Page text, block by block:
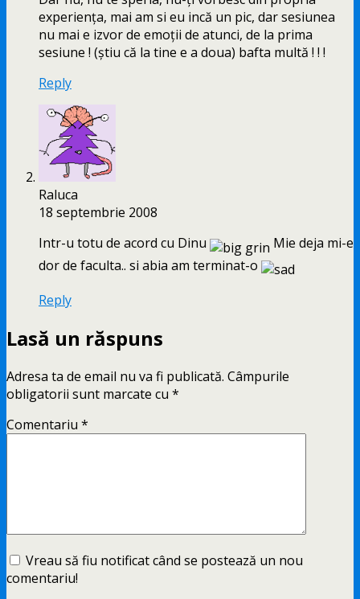
experienţa, mai am si eu incă un pic, dar sesiunea
nu mai e izvor de emoţii de atunci, de la prima
sesiune ! (ştiu că la tine e a doua) bafta multă ! ! !
Reply
Raluca
18 septembrie 2008
Intr-u totu de acord cu Dinu
Mie deja mi-e
dor de faculta.. si abia am terminat-o
Reply
Lasă un răspuns
Adresa ta de email nu va fi publicată. Câmpurile
obligatorii sunt marcate cu *
Comentariu *
Vreau să fiu notificat când se postează un nou
comentariu!